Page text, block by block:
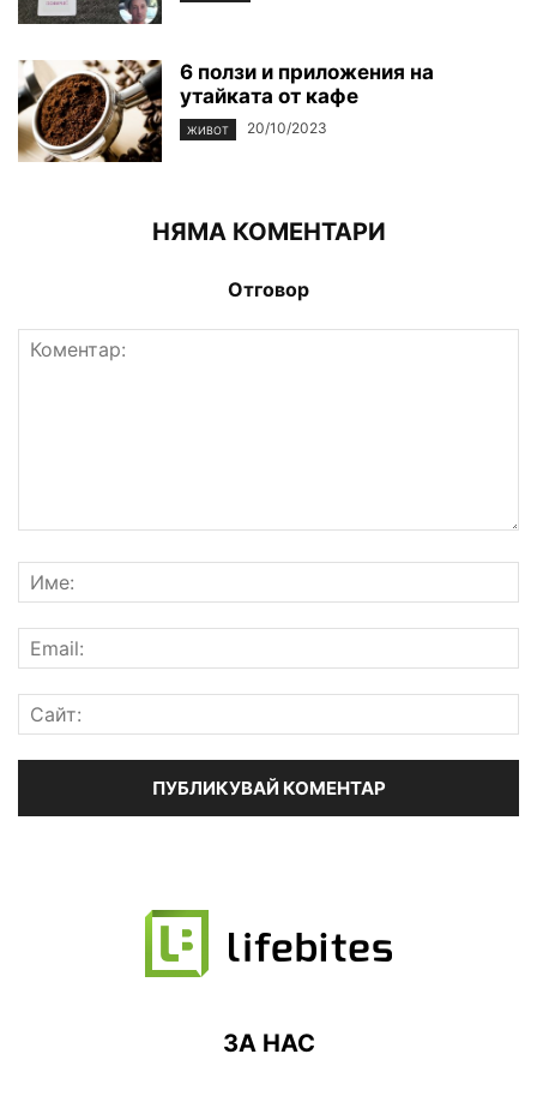
6 ползи и приложения на
утайката от кафе
ЖИВОТ 20/10/2023
НЯМА КОМЕНТАРИ
Отговор
ЗА НАС